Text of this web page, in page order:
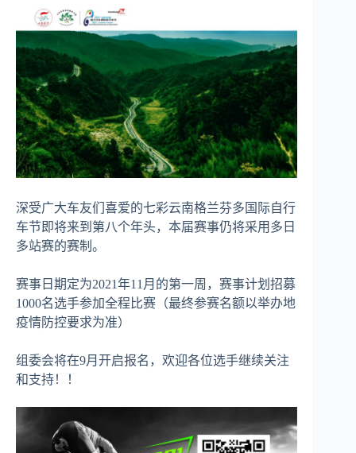
深受广大车友们喜爱的七彩云南格兰芬多国际自行
车节即将来到第八个年头，本届赛事仍将采用多日
多站赛的赛制。
赛事日期定为2021年11月的第一周，赛事计划招募
1000名选手参加全程比赛（最终参赛名额以举办地
疫情防控要求为准）
组委会将在9月开启报名，欢迎各位选手继续关注
和支持！！